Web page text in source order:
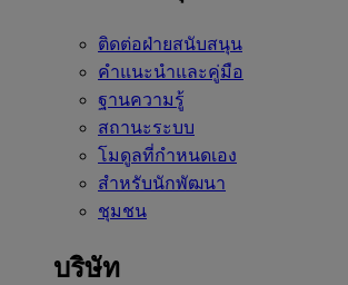
ติดต่อฝ่ายสนับสนุน
คำแนะนำและคู่มือ
ฐานความรู้
สถานะระบบ
โมดูลที่กำหนดเอง
สำหรับนักพัฒนา
ชุมชน
บริษัท